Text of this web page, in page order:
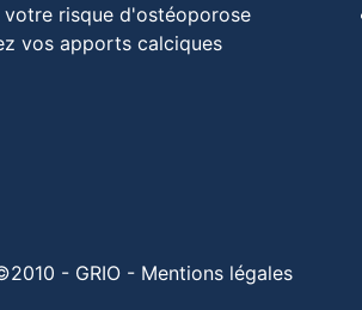
votre risque d'ostéoporose
vos apports calciques
- GRIO - Mentions légales